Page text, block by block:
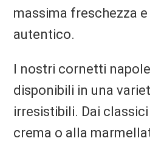
massima freschezza
autentico.
I nostri cornetti
disponibili in una
irresistibili. Dai
crema o alla